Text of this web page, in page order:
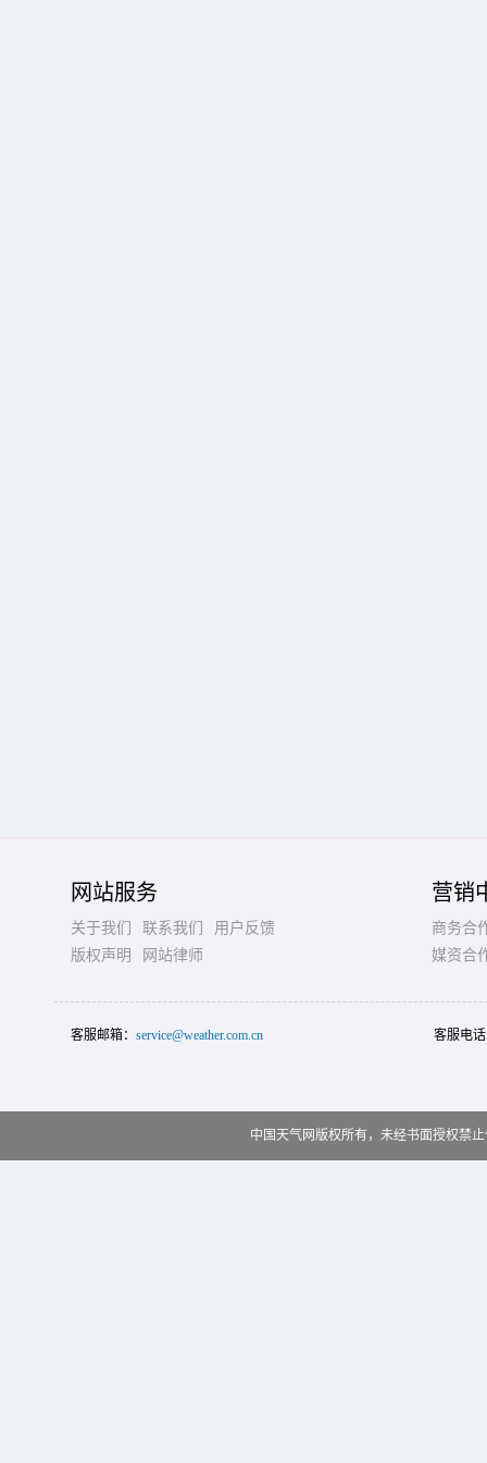
网站服务
关于我们 联系我们
用户反馈
版权声明
网站律师
营销
商务合
媒资合
客服邮箱： service@weather.com.cn 客服电
中国天气网版权所有，未经书面授权